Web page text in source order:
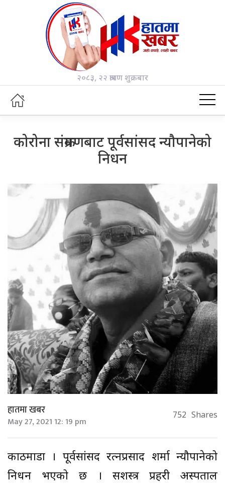
२०८३, २२ श्रावण शुक्रबार
कोरोना संक्रमणबाट पूर्वसांसद न्यौपानेको
निधन
हातमा खबर
May 27, 2021 12: 19 pm 752 Shares
काठमाडौँ । पूर्वसांसद रत्नप्रसाद शर्मा न्यौपानेको
निधन भएको छ । सशस्त्र प्रहरी अस्पताल